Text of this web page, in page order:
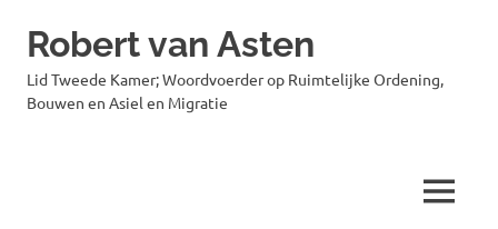
Robert van Asten
Lid Tweede Kamer; Woordvoerder op Ruimtelijke Ordening,
Bouwen en Asiel en Migratie
MENU